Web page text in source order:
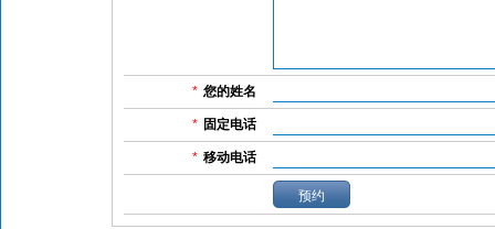
* 您的姓名
* 固定电话
* 移动电话